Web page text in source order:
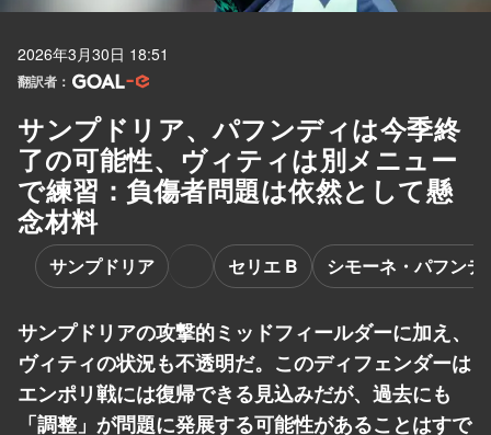
2026年3月30日 18:51
翻訳者：
サンプドリア、パフンディは今季終
了の可能性、ヴィティは別メニュー
で練習：負傷者問題は依然として懸
念材料
サンプドリア セリエ B シモーネ・パフンデ
サンプドリアの攻撃的ミッドフィールダーに加え、
ヴィティの状況も不透明だ。このディフェンダーは
エンポリ戦には復帰できる見込みだが、過去にも
「調整」が問題に発展する可能性があることはすで